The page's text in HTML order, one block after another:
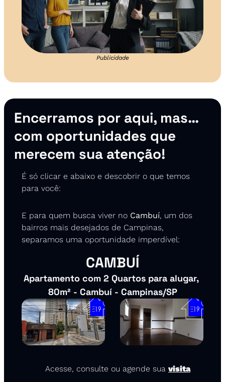
Publicidade
Encerramos por aqui, mas…
com oportunidades que
merecem sua atenção!
É só clicar e abaixo e descobrir o que temos
para você:
E para quem busca viver no Cambuí, um dos
bairros mais desejados de Campinas,
separamos uma oportunidade imperdível:
CAMBUÍ
Apartamento com 2 Quartos para alugar,
80m² - Cambuí - Campinas/SP
Acesse, consulte ou agende sua visita